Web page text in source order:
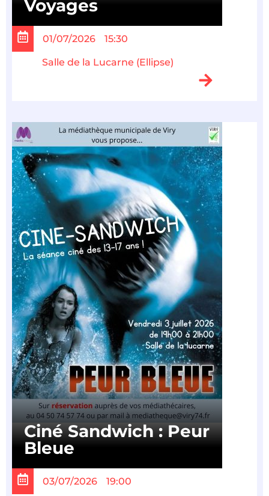
Voyages
01/07/2026 15:30
Salle de la Lucarne (Ellipse)
Ciné Sandwich : Peur
Bleue
03/07/2026 19:00